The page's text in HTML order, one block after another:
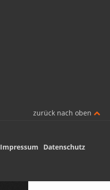
zurück nach oben
Impressum
Datenschutz